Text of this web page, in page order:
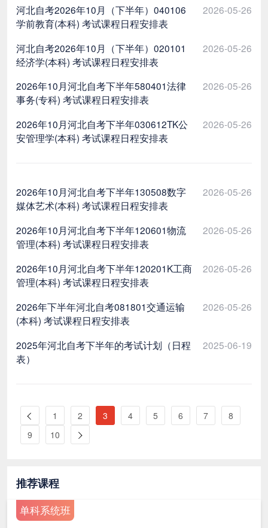
河北自考2026年10月（下半年）040106
学前教育(本科) 考试课程日程安排表
2026-05-26
河北自考2026年10月（下半年）020101
经济学(本科) 考试课程日程安排表
2026-05-26
2026年10月河北自考下半年580401法律
事务(专科) 考试课程日程安排表
2026-05-26
2026年10月河北自考下半年030612TK公
安管理学(本科) 考试课程日程安排表
2026-05-26
2026年10月河北自考下半年130508数字
媒体艺术(本科) 考试课程日程安排表
2026-05-26
2026年10月河北自考下半年120601物流
管理(本科) 考试课程日程安排表
2026-05-26
2026年10月河北自考下半年120201K工商
管理(本科) 考试课程日程安排表
2026-05-26
2026年下半年河北自考081801交通运输
(本科) 考试课程日程安排表
2026-05-26
2025年河北自考下半年的考试计划（日程
表）
2025-06-19
1 2 3 4 5 6 7
8
9
10
推荐课程
单科系统班